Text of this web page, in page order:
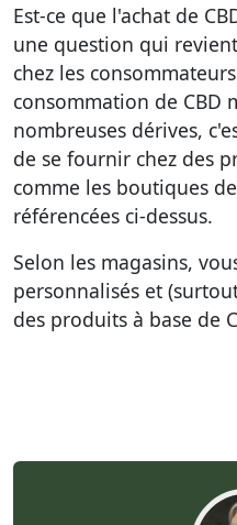
Est-ce que l'achat de
une question qui
chez les
consommation de CBD
nombreuses dérives,
de se fournir chez des
comme les boutiques
référencées ci-dessus.
Selon les magasins,
personnalisés et
des produits à base de